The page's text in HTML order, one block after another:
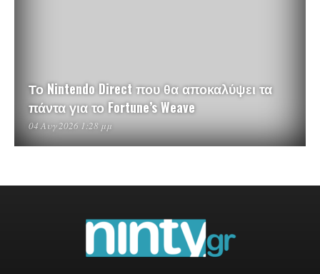
Το Nintendo Direct που θα αποκαλύψει τα
πάντα για το Fortune’s Weave
04 Αυγ 2026 1:28 μμ